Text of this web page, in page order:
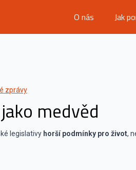
O nás Jak
zprávy
medvěd
legislativy horší podmínky pro život,